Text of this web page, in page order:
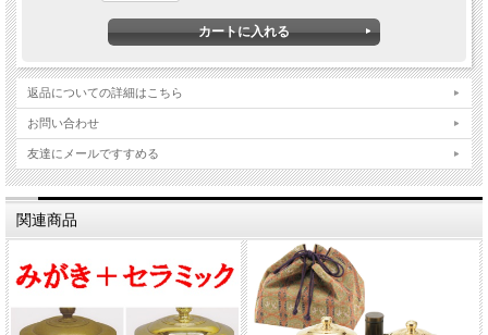
返品についての詳細はこちら
お問い合わせ
友達にメールですすめる
関連商品